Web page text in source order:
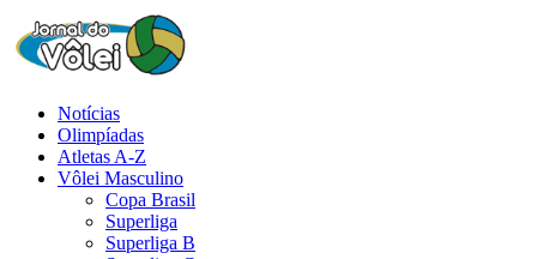
Notícias
Olimpíadas
Atletas A-Z
Vôlei Masculino
Copa Brasil
Superliga
Superliga B